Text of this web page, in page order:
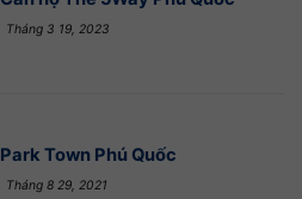
Tháng 3 19, 2023
Park Town Phú Quốc
Tháng 8 29, 2021